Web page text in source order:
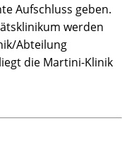
Aufschluss geben.
werden
Abteilung
die Martini-Klinik